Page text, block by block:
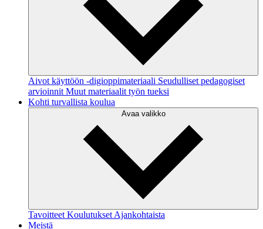
Aivot käyttöön -digioppimateriaali Seudulliset pedagogiset
arvioinnit Muut materiaalit työn tueksi
Kohti turvallista koulua
Avaa valikko
Tavoitteet Koulutukset Ajankohtaista
Meistä